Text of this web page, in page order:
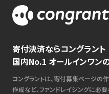
寄付決済ならコングラント
国内No.1 オールインワン
コングラントは、寄付募集ページの
作成など、ファンドレイジングに必